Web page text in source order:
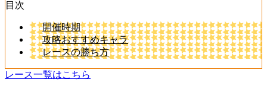
目次
開催時期
攻略おすすめキャラ
レースの勝ち方
レース一覧はこちら